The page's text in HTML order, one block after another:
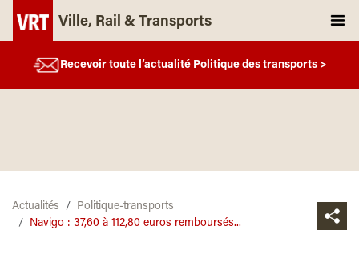
Ville, Rail & Transports
Recevoir toute l’actualité Politique des transports >
Actualités
Politique-transports
Navigo : 37,60 à 112,80 euros remboursés...